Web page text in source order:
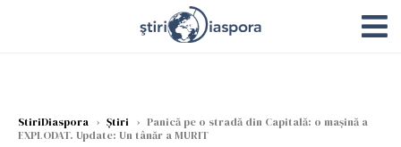
StiriDiaspora › Știri › Panică pe o stradă din Capitală: o mașină a
EXPLODAT. Update: Un tânăr a MURIT